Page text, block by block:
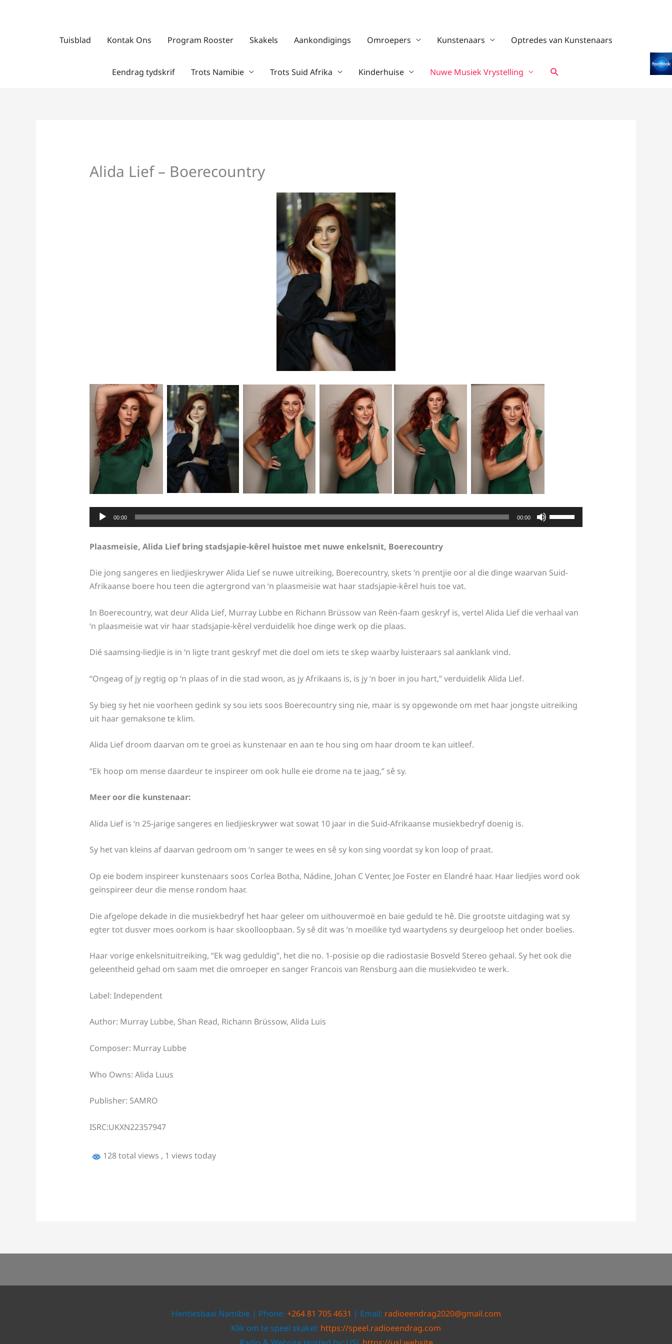
Tuisblad Kontak Ons Program Rooster Skakels Aankondigings Omroepers Kunstenaars Optredes van Kunstenaars
Eendrag tydskrif Trots Namibie Trots Suid Afrika Kinderhuise Nuwe Musiek Vrystelling Search
Alida Lief – Boerecountry
Audio
Player
00:00 00:00
Use
Up/Down
decrease
Plaasmeisie, Alida Lief bring stadsjapie-kêrel huistoe met nuwe enkelsnit, Boerecountry
Die jong sangeres en liedjieskrywer Alida Lief se nuwe uitreiking, Boerecountry, skets ‘n prentjie oor al die dinge waarvan Suid-
Afrikaanse boere hou teen die agtergrond van ‘n plaasmeisie wat haar stadsjapie-kêrel huis toe vat.
In Boerecountry, wat deur Alida Lief, Murray Lubbe en Richann Brüssow van Reën-faam geskryf is, vertel Alida Lief die verhaal van
‘n plaasmeisie wat vir haar stadsjapie-kêrel verduidelik hoe dinge werk op die plaas.
Dié saamsing-liedjie is in ‘n ligte trant geskryf met die doel om iets te skep waarby luisteraars sal aanklank vind.
“Ongeag of jy regtig op ‘n plaas of in die stad woon, as jy Afrikaans is, is jy ‘n boer in jou hart,” verduidelik Alida Lief.
Sy bieg sy het nie voorheen gedink sy sou iets soos Boerecountry sing nie, maar is sy opgewonde om met haar jongste uitreiking
uit haar gemaksone te klim.
Alida Lief droom daarvan om te groei as kunstenaar en aan te hou sing om haar droom te kan uitleef.
“Ek hoop om mense daardeur te inspireer om ook hulle eie drome na te jaag,” sê sy.
Meer oor die kunstenaar:
Alida Lief is ‘n 25-jarige sangeres en liedjieskrywer wat sowat 10 jaar in die Suid-Afrikaanse musiekbedryf doenig is.
Sy het van kleins af daarvan gedroom om ‘n sanger te wees en sê sy kon sing voordat sy kon loop of praat.
Op eie bodem inspireer kunstenaars soos Corlea Botha, Nádine, Johan C Venter, Joe Foster en Elandré haar. Haar liedjies word ook
geïnspireer deur die mense rondom haar.
Die afgelope dekade in die musiekbedryf het haar geleer om uithouvermoë en baie geduld te hê. Die grootste uitdaging wat sy
egter tot dusver moes oorkom is haar skoolloopbaan. Sy sê dit was ‘n moeilike tyd waartydens sy deurgeloop het onder boelies.
Haar vorige enkelsnituitreiking, “Ek wag geduldig”, het die no. 1-posisie op die radiostasie Bosveld Stereo gehaal. Sy het ook die
geleentheid gehad om saam met die omroeper en sanger Francois van Rensburg aan die musiekvideo te werk.
Label: Independent
Author: Murray Lubbe, Shan Read, Richann Brüssow, Alida Luis
Composer: Murray Lubbe
Who Owns: Alida Luus
Publisher: SAMRO
ISRC:UKXN22357947
128 total views , 1 views today
Hentiesbaai Namibie | Phone: +264 81 705 4631 | Email: radioeendrag2020@gmail.com
Klik om te speel skakel: https://speel.radioeendrag.com